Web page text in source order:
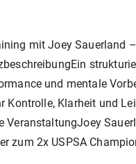
mit Joey Sauerland
und mentale
Kontrolle, Klarheit und
VeranstaltungJoey
zum 2x USPSA